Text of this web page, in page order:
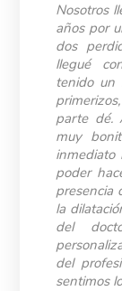
Nosotros
años por
dos
llegué
tenido un
parte dé.
muy
inmediato
poder
presencia
la
del
del
sentimos